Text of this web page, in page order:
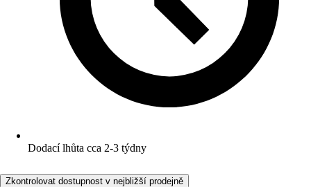
Dodací lhůta cca 2-3 týdny
Zkontrolovat dostupnost v nejbližší prodejně